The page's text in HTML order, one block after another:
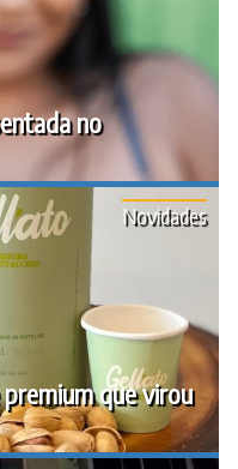
no
que virou
Novidades